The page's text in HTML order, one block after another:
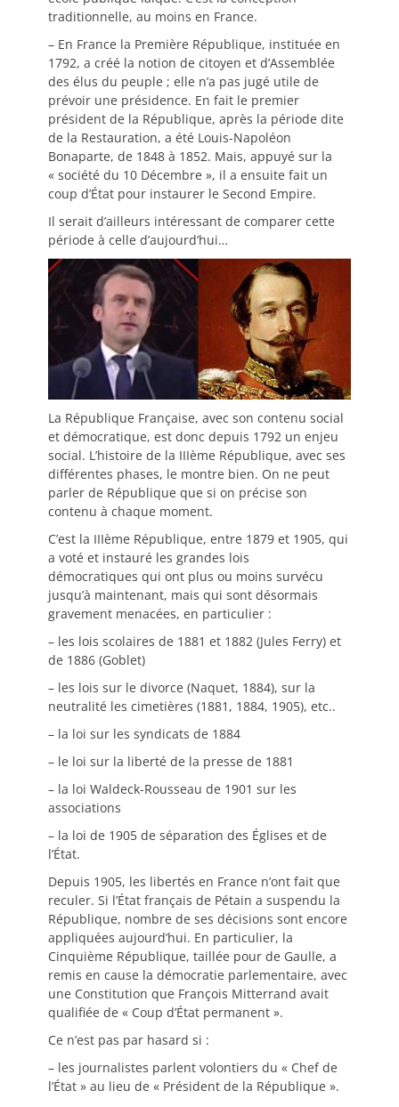
traditionnelle, au moins en France.
– En France la Première République, instituée en
1792, a créé la notion de citoyen et d’Assemblée
des élus du peuple ; elle n’a pas jugé utile de
prévoir une présidence. En fait le premier
président de la République, après la période dite
de la Restauration, a été Louis-Napoléon
Bonaparte, de 1848 à 1852. Mais, appuyé sur la
« société du 10 Décembre », il a ensuite fait un
coup d’État pour instaurer le Second Empire.
Il serait d’ailleurs intéressant de comparer cette
période à celle d’aujourd’hui…
La République Française, avec son contenu social
et démocratique, est donc depuis 1792 un enjeu
social. L’histoire de la IIIème République, avec ses
différentes phases, le montre bien. On ne peut
parler de République que si on précise son
contenu à chaque moment.
C’est la IIIème République, entre 1879 et 1905, qui
a voté et instauré les grandes lois
démocratiques qui ont plus ou moins survécu
jusqu’à maintenant, mais qui sont désormais
gravement menacées, en particulier :
– les lois scolaires de 1881 et 1882 (Jules Ferry) et
de 1886 (Goblet)
– les lois sur le divorce (Naquet, 1884), sur la
neutralité les cimetières (1881, 1884, 1905), etc..
– la loi sur les syndicats de 1884
– le loi sur la liberté de la presse de 1881
– la loi Waldeck-Rousseau de 1901 sur les
associations
– la loi de 1905 de séparation des Églises et de
l’État.
Depuis 1905, les libertés en France n’ont fait que
reculer. Si l’État français de Pétain a suspendu la
République, nombre de ses décisions sont encore
appliquées aujourd’hui. En particulier, la
Cinquième République, taillée pour de Gaulle, a
remis en cause la démocratie parlementaire, avec
une Constitution que François Mitterrand avait
qualifiée de « Coup d’État permanent ».
Ce n’est pas par hasard si :
– les journalistes parlent volontiers du « Chef de
l’État » au lieu de « Président de la République ».